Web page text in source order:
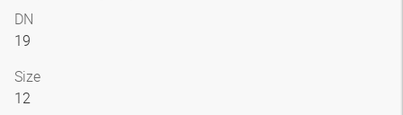
DN
19
Size
12